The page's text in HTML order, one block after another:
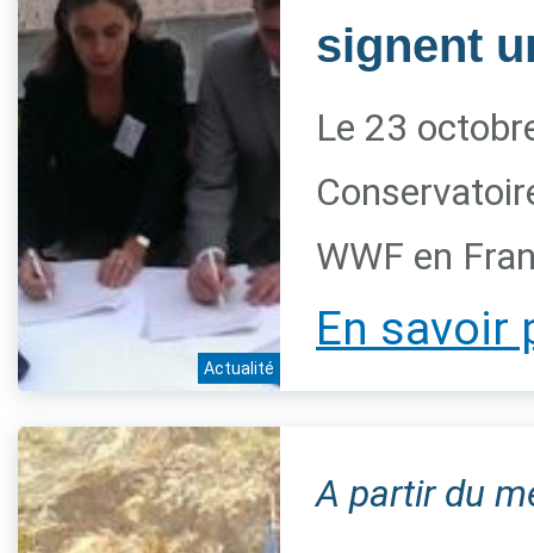
Actualité
signent
Le 23
WWF en
En savoir
A partir du